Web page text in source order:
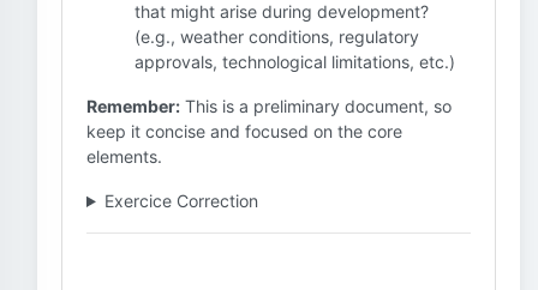
that might arise during development?
(e.g., weather conditions, regulatory
approvals, technological limitations, etc.)
Remember: This is a preliminary document, so
keep it concise and focused on the core
elements.
Exercice Correction